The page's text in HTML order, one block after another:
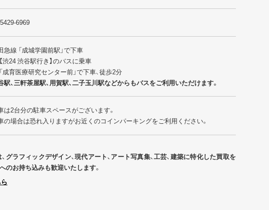
6969
急線 「成城学園前駅」で下車
渋24 渋谷駅行き】のバスに乗車
成育医療研究センター前」で下車、徒歩2分
駅、三軒茶屋駅、用賀駅、二子玉川駅などからもバスをご利用いただけます。
は2台分の駐車スペースがございます。
の場合は恐れ入りますがお近くのコインパーキングをご利用ください。
グラフィックデザイン、現代アート、アート写真集、工芸、建築に特化した買取を
のお持ち込みも歓迎いたします。